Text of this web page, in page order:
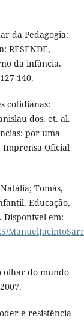
da Pedagogia:
RESENDE,
da infância.
140.
cotidianas:
dos. et. al.
por uma
Imprensa Oficial
Tomás,
Educação,
Disponível em:
olhar do mundo
e resistência